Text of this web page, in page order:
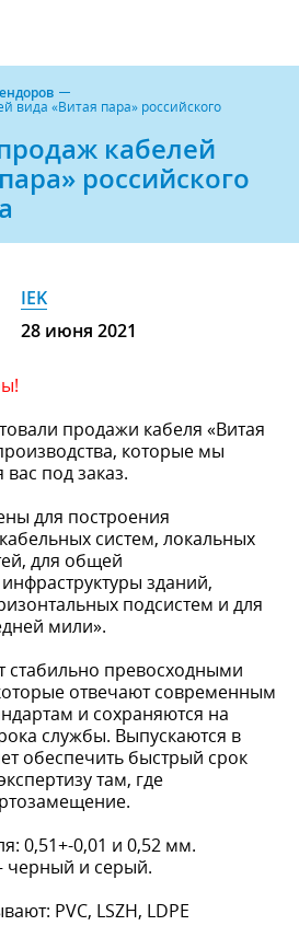
вида «Витая пара» российского
кабелей
российского
IEK
28 июня 2021
продажи кабеля «Витая
которые мы
под заказ.
для построения
систем, локальных
для общей
зданий,
подсистем и для
мили».
стабильно превосходными
отвечают современным
и сохраняются на
службы. Выпускаются в
обеспечить быстрый срок
там, где
0,51+-0,01 и 0,52 мм.
черный и серый.
PVC, LSZH, LDPE